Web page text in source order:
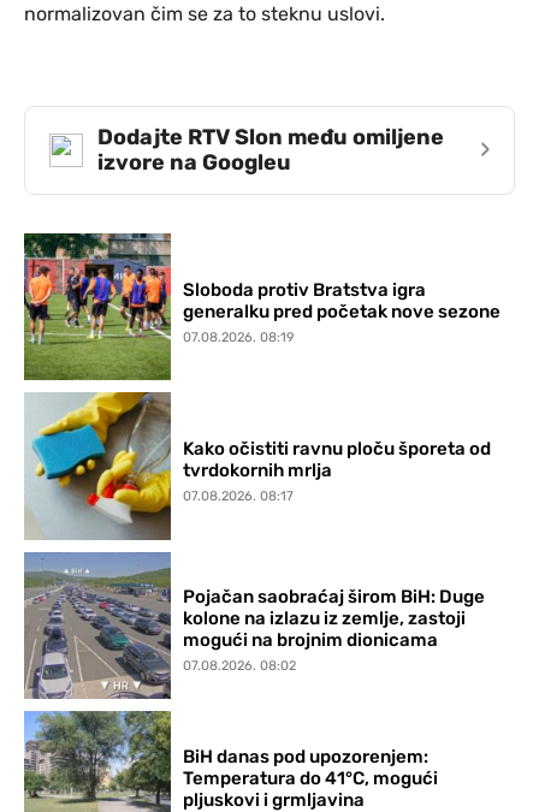
normalizovan čim se za to steknu uslovi.
Dodajte RTV Slon među omiljene
izvore na Googleu
›
Sloboda protiv Bratstva igra
generalku pred početak nove sezone
07.08.2026. 08:19
Kako očistiti ravnu ploču šporeta od
tvrdokornih mrlja
07.08.2026. 08:17
Pojačan saobraćaj širom BiH: Duge
kolone na izlazu iz zemlje, zastoji
mogući na brojnim dionicama
07.08.2026. 08:02
BiH danas pod upozorenjem:
Temperatura do 41°C, mogući
pljuskovi i grmljavina